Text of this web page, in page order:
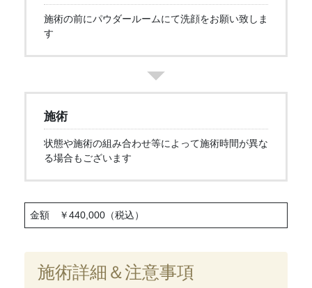
施術の前にパウダールームにて洗顔をお願い致しま
す
施術
状態や施術の組み合わせ等によって施術時間が異な
る場合もございます
金額 ￥440,000（税込）
施術詳細＆注意事項